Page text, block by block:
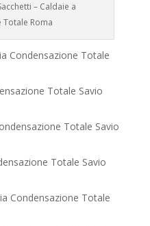
– Caldaie a
Totale Roma
Condensazione Totale
Totale Savio
Totale Savio
Totale Savio
Condensazione Totale